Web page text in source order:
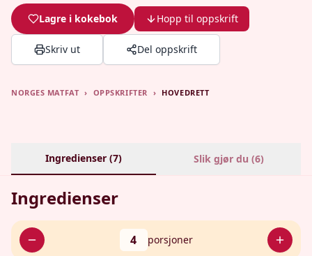
Lagre i kokebok Hopp til oppskrift
Skriv ut Del oppskrift
NORGES MATFAT › OPPSKRIFTER › HOVEDRETT
Ingredienser (7) Slik gjør du (6)
Ingredienser
4 porsjoner